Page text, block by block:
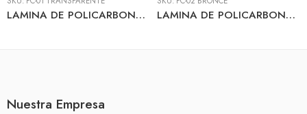
LAMINA DE POLICARBONATO 8MM 2.10M*11.80M PC-01 CLEAR GRADO A LAMINA DE POLICARBONATO 8MM 2.10M*11.80M PC-02 BRONCE GRADO A
Nuestra Empresa